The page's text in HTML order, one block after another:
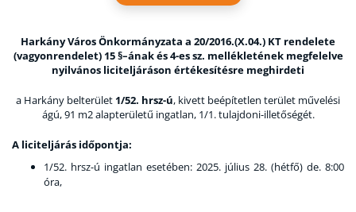
Harkány Város Önkormányzata a 20/2016.(X.04.) KT rendelete
(vagyonrendelet) 15 §–ának és 4-es sz. mellékletének megfelelve
nyilvános liciteljáráson értékesítésre meghirdeti
a Harkány belterület 1/52. hrsz-ú, kivett beépítetlen terület művelési
ágú, 91 m2 alapterületű ingatlan, 1/1. tulajdoni-illetőségét.
A liciteljárás időpontja:
1/52. hrsz-ú ingatlan esetében: 2025. július 28. (hétfő) de. 8:00
óra,